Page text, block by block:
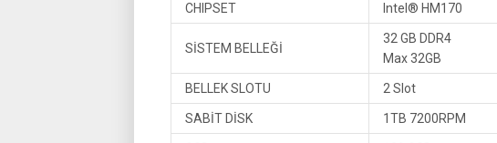
CHIPSET Intel® HM170
SİSTEM BELLEĞİ
32 GB DDR4
Max 32GB
BELLEK SLOTU 2 Slot
SABİT DİSK 1TB 7200RPM